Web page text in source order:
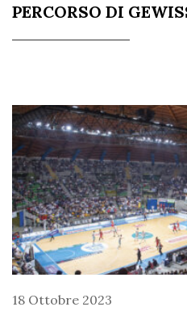
PERCORSO DI
18 Ottobre 2023